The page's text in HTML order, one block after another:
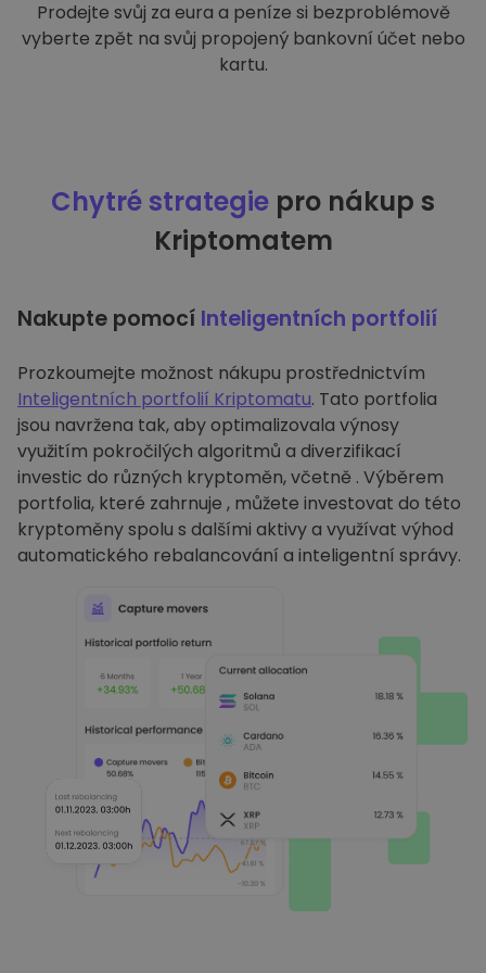
Prodejte svůj za eura a peníze si bezproblémově
vyberte zpět na svůj propojený bankovní účet nebo
kartu.
Chytré strategie pro nákup s
Kriptomatem
Nakupte pomocí Inteligentních portfolií
Prozkoumejte možnost nákupu prostřednictvím
Inteligentních portfolií Kriptomatu. Tato portfolia
jsou navržena tak, aby optimalizovala výnosy
využitím pokročilých algoritmů a diverzifikací
investic do různých kryptoměn, včetně . Výběrem
portfolia, které zahrnuje , můžete investovat do této
kryptoměny spolu s dalšími aktivy a využívat výhod
automatického rebalancování a inteligentní správy.